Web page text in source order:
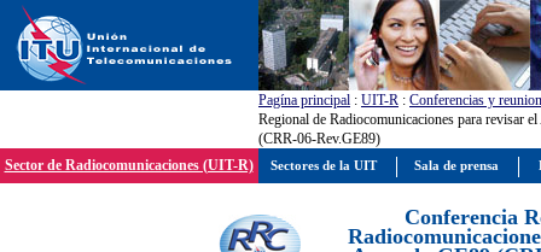
Pagína principal : UIT-R : Conferencias y
Regional de Radiocomunicaciones para revisar
(CRR-06-Rev.GE89)
Sector de Radiocomunicaciones (UIT-R)
Conferencia
Sectores de la UIT Sala de prensa